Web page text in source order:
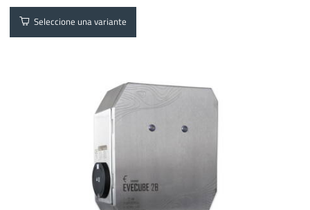
Seleccione una variante